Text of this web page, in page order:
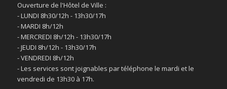
Ouverture de l'Hôtel de Ville :
- LUNDI 8h30/12h - 13h30/17h
- MARDI 8h/12h
- MERCREDI 8h/12h - 13h30/17h
- JEUDI 8h/12h - 13h30/17h
- VENDREDI 8h/12h
- Les services sont joignables par téléphone le mardi et le
vendredi de 13h30 à 17h.